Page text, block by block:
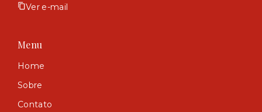
Ver e-mail
Menu
Home
Sobre
Contato